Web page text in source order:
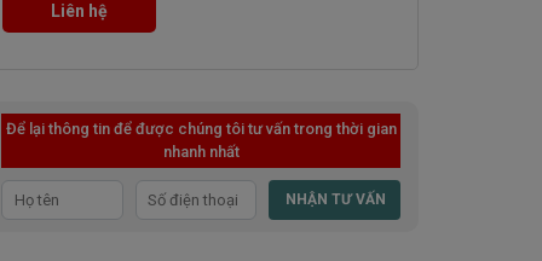
Liên hệ
Để lại thông tin để được chúng tôi tư vấn trong thời gian
nhanh nhất